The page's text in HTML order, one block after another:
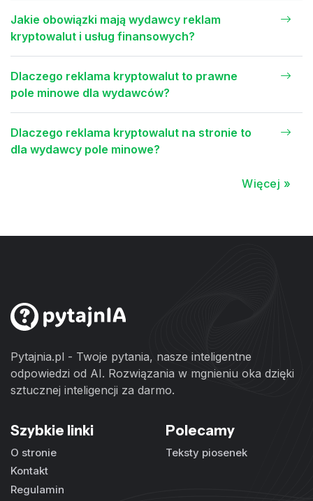
Jakie obowiązki mają wydawcy reklam
kryptowalut i usług finansowych?
Dlaczego reklama kryptowalut to prawne
pole minowe dla wydawców?
Dlaczego reklama kryptowalut na stronie to
dla wydawcy pole minowe?
Więcej »
Pytajnia.pl - Twoje pytania, nasze inteligentne
odpowiedzi od AI. Rozwiązania w mgnieniu oka dzięki
sztucznej inteligencji za darmo.
Szybkie linki
O stronie
Kontakt
Regulamin
Polecamy
Teksty piosenek